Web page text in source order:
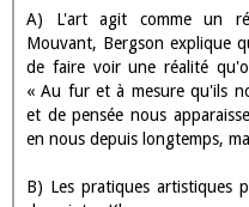
A) L'art agit comme un
Mouvant, Bergson explique
de faire voir une réalité
« Au fur et à mesure qu'ils
et de pensée nous
en nous depuis longtemps,
B) Les pratiques artistiques